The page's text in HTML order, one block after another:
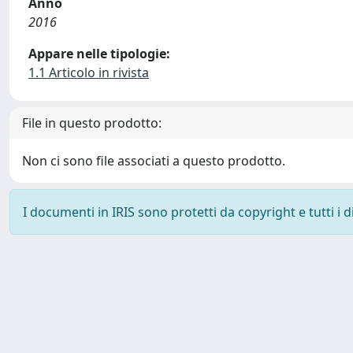
2016
Appare nelle tipologie:
1.1 Articolo in rivista
File in questo prodotto:
Non ci sono file associati a questo prodotto.
I documenti in IRIS sono protetti da copyright e tutti i